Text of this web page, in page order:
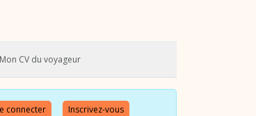
CV du voyageur
connecter Inscrivez-vous